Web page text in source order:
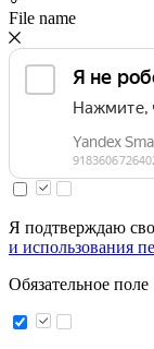
File name
Я подтверждаю
и использования
Обязательное поле